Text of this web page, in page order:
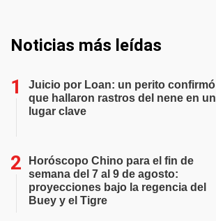
Noticias más leídas
Juicio por Loan: un perito confirmó
que hallaron rastros del nene en un
lugar clave
Horóscopo Chino para el fin de
semana del 7 al 9 de agosto:
proyecciones bajo la regencia del
Buey y el Tigre